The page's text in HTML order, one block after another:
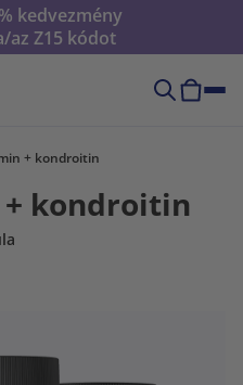
kedvezmény
az Z15 kódot
+ kondroitin
+ kondroitin